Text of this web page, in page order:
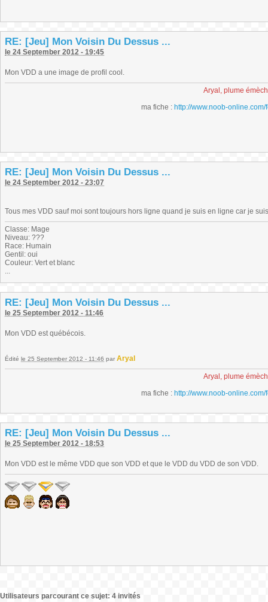
RE: [Jeu] Mon Voisin Du Dessus ...
le 24 September 2012 - 19:45
Mon VDD a une image de profil cool.
Aryal, plume
ma fiche : http://www.noob-
RE: [Jeu] Mon Voisin Du Dessus ...
le 24 September 2012 - 23:07
Tous mes VDD sauf moi sont toujours hors ligne quand je suis en ligne car je
Classe: Mage
Niveau: ???
Race: Humain
Gentil: oui
Couleur: Vert et blanc
...
RE: [Jeu] Mon Voisin Du Dessus ...
le 25 September 2012 - 11:46
Mon VDD est québécois.
Édité le 25 September 2012 - 11:46 par Aryal
Aryal, plume
ma fiche : http://www.noob-
RE: [Jeu] Mon Voisin Du Dessus ...
le 25 September 2012 - 18:53
Mon VDD est le même VDD que son VDD et que le VDD du VDD de son VDD.
Utilisateurs parcourant ce sujet: 4 invités